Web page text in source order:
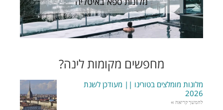
מחפשים מקומות לינה?
מלונות מומלצים בטורינו || מעודכן לשנת
2026
להמשך קריאה »